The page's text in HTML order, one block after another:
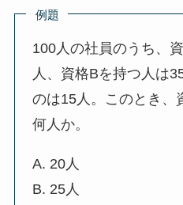
例題
100人の社員のうち、
人、資格Bを持つ人は
のは15人。このとき、
何人か。
A. 20人
B. 25人